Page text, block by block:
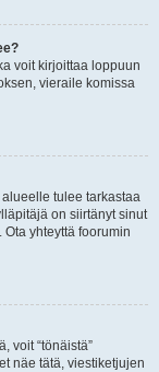
voit kirjoittaa loppuun
vieraile komissa
tulee tarkastaa
on siirtänyt sinut
yhteyttä foorumin
voit “tönäistä”
näe tätä, viestiketjujen